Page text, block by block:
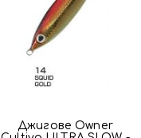
Джигове Owner